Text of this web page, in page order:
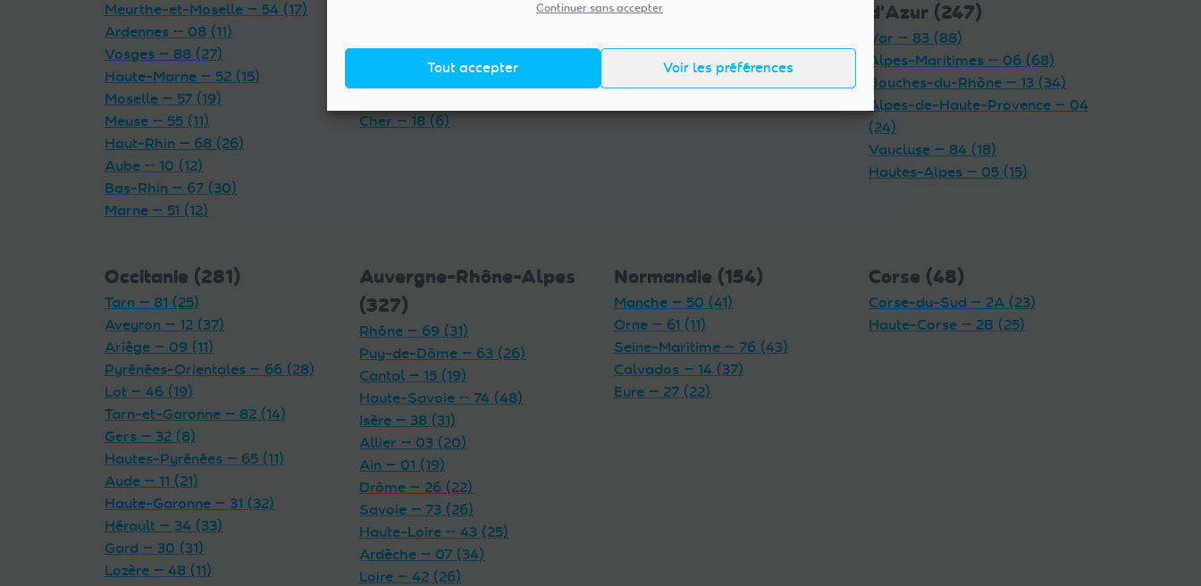
Continuer sans accepter
Tout accepter Voir les préférences
Meurthe-et-Moselle — 54 (17)
Ardennes — 08 (11)
Vosges — 88 (27)
Haute-Marne — 52 (15)
Moselle — 57 (19)
Meuse — 55 (11)
Haut-Rhin — 68 (26)
Aube — 10 (12)
Bas-Rhin — 67 (30)
Marne — 51 (12)
Eure-et-Loir — 28 (23)
Loir-et-Cher — 41 (14)
Cher — 18 (6)
Vendée — 85 (98)
Mayenne — 53 (14)
Loire-Atlantique — 44 (38)
d'Azur (247)
Var — 83 (88)
Alpes-Maritimes — 06 (68)
Bouches-du-Rhône — 13 (34)
Alpes-de-Haute-Provence — 04
(24)
Vaucluse — 84 (18)
Hautes-Alpes — 05 (15)
Occitanie (281)
Tarn — 81 (25)
Aveyron — 12 (37)
Ariège — 09 (11)
Pyrénées-Orientales — 66 (28)
Lot — 46 (19)
Tarn-et-Garonne — 82 (14)
Gers — 32 (8)
Hautes-Pyrénées — 65 (11)
Aude — 11 (21)
Haute-Garonne — 31 (32)
Hérault — 34 (33)
Gard — 30 (31)
Lozère — 48 (11)
Auvergne-Rhône-Alpes
(327)
Rhône — 69 (31)
Puy-de-Dôme — 63 (26)
Cantal — 15 (19)
Haute-Savoie — 74 (48)
Isère — 38 (31)
Allier — 03 (20)
Ain — 01 (19)
Drôme — 26 (22)
Savoie — 73 (26)
Haute-Loire — 43 (25)
Ardèche — 07 (34)
Loire — 42 (26)
Normandie (154)
Manche — 50 (41)
Orne — 61 (11)
Seine-Maritime — 76 (43)
Calvados — 14 (37)
Eure — 27 (22)
Corse (48)
Corse-du-Sud — 2A (23)
Haute-Corse — 2B (25)